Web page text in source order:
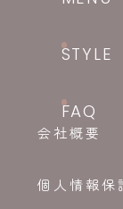
STYLE
FAQ
会社概要
個人情報保